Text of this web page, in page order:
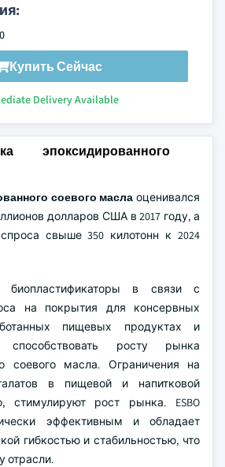
Купить Сейчас
Delivery Available
эпоксидированного
соевого масла оценивался
долларов США в 2017 году, а
свыше 350 килотонн к 2024
в связи с
на покрытия для консервных
пищевых продуктах и
способствовать росту рынка
соевого масла. Ограничения на
в пищевой и напитковой
стимулируют рост рынка. ESBO
эффективным и обладает
гибкостью и стабильностью, что
отрасли.